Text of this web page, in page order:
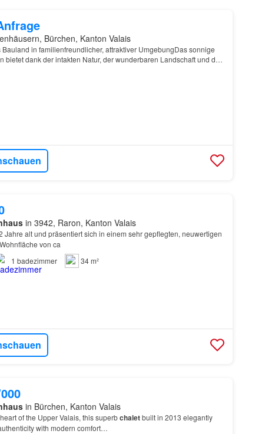
Bürchen, Kanton Valais
in familienfreundlicher, attraktiver UmgebungDas sonnige
bietet dank der intakten Natur, der wunderbaren Landschaft und der
in 3942, Raron, Kanton Valais
Jahre alt und präsentiert sich in einem sehr gepflegten, neuwertigen
von ca
1 badezimmer
34 m²
in Bürchen, Kanton Valais
of the Upper Valais, this superbchaletbuilt in 2013 elegantly
with modern comfort…